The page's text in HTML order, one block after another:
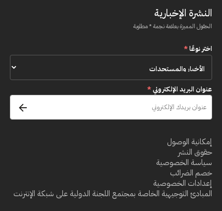
النشرة الإخبارية
الحقول المميزة بعلامة نجمة * مطلوبة
اختر نوعًا*
عنوان البريد الإلكتروني*
إمكانية الوصول
حقوق النشر
سياسة الخصوصية
خصم الضرائب
إعدادات الخصوصية
المبادئ التوجيهية الخاصة بمجتمع اللجنة الدولية على شبكة الإنترنت